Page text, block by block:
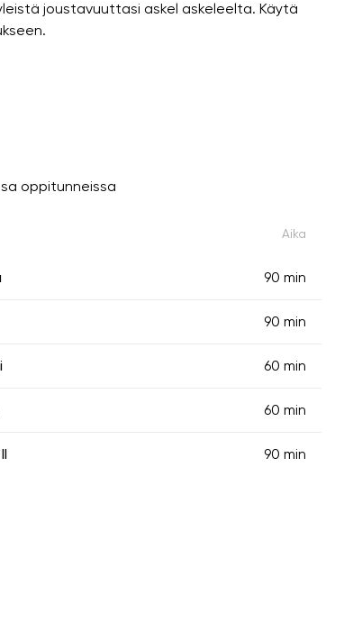
joustavuuttasi askel askeleelta. Käytä
oppitunneissa
Aika
90 min
90 min
60 min
60 min
90 min